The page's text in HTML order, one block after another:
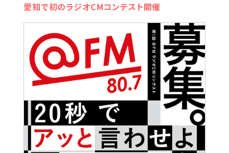
愛知で初のラジオCMコンテスト開催